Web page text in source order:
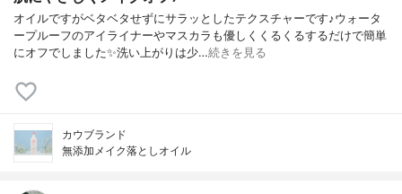
オイルですがベタベタせずにサラッとしたテクスチャーです♪ウォータ
ープルーフのアイライナーやマスカラも優しくくるくるするだけで簡単
にオフでしました✨洗い上がりは少…続きを見る
カウブランド
無添加メイク落としオイル